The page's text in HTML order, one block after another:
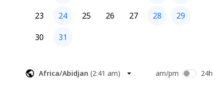
23
24 25 26 27 28
29
30
31
Africa/Abidjan (2:41 am) am/pm 24h